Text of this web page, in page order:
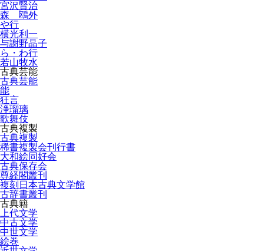
宮沢賢治
森 鴎外
や行
横光利一
与謝野晶子
ら・わ行
若山牧水
古典芸能
古典芸能
能
狂言
浄瑠璃
歌舞伎
古典複製
古典複製
稀書複製会刊行書
大和絵同好会
古典保存会
尊経閣叢刊
複刻日本古典文学館
古辞書叢刊
古典籍
上代文学
中古文学
中世文学
絵巻